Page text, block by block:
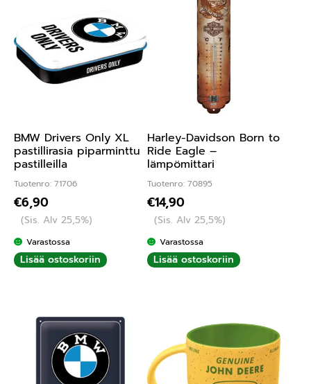
BMW Drivers Only XL
pastillirasia piparminttu
pastilleilla
Tuotenro: 71706
€6,90
(Sis. Alv 25,5%)
Varastossa
Lisää ostoskoriin
Harley-Davidson Born to
Ride Eagle –
lämpömittari
Tuotenro: 70895
€14,90
(Sis. Alv 25,5%)
Varastossa
Lisää ostoskoriin